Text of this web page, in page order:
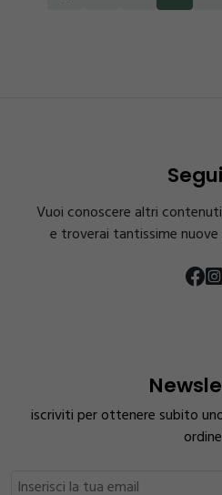
Vuoi conoscere altri
e troverai tantissime nuove
iscriviti per ottenere subito